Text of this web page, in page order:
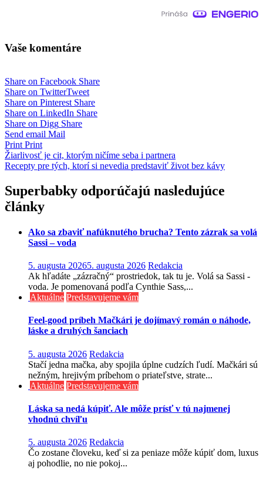
Vaše komentáre
Share on Facebook Share
Share on TwitterTweet
Share on Pinterest Share
Share on LinkedIn Share
Share on Digg Share
Send email Mail
Print Print
Navigácia
v
článku
Žiarlivosť je cit, ktorým ničíme seba i partnera
Recepty pre tých, ktorí si nevedia predstaviť život bez kávy
Superbabky odporúčajú nasledujúce
články
Ako sa zbaviť nafúknutého brucha? Tento zázrak sa volá
Sassi – voda
5. augusta 20265. augusta 2026 Redakcia
Ak hľadáte „zázračný“ prostriedok, tak tu je. Volá sa Sassi -
voda. Je pomenovaná podľa Cynthie Sass,...
Aktuálne Predstavujeme vám
Feel-good príbeh Mačkári je dojímavý román o náhode,
láske a druhých šanciach
5. augusta 2026 Redakcia
Stačí jedna mačka, aby spojila úplne cudzích ľudí. Mačkári sú
nežným, hrejivým príbehom o priateľstve, strate...
Aktuálne Predstavujeme vám
Láska sa nedá kúpiť. Ale môže prísť v tú najmenej
vhodnú chvíľu
5. augusta 2026 Redakcia
Čo zostane človeku, keď si za peniaze môže kúpiť dom, luxus
aj pohodlie, no nie pokoj...